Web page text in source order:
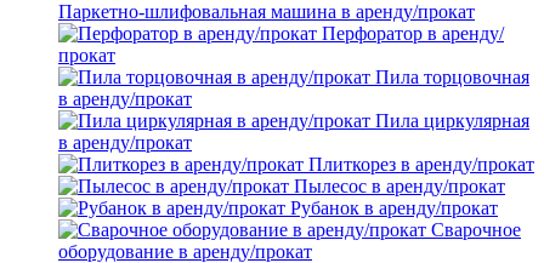
Паркетно-шлифовальная машина в аренду/прокат
Перфоратор в аренду/
прокат
Пила торцовочная
в аренду/прокат
Пила циркулярная
в аренду/прокат
Плиткорез в аренду/прокат
Пылесос в аренду/прокат
Рубанок в аренду/прокат
Сварочное
оборудование в аренду/прокат